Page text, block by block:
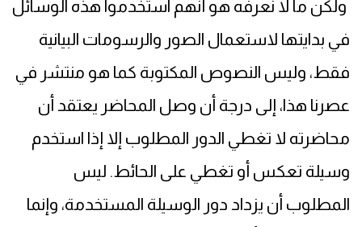
ولكن ما لا نعرفه هو أنهم استخدموا هذه الوسائل
في بدايتها لاستعمال الصور والرسومات البيانية
فقط، وليس النصوص المكتوبة كما هو منتشر في
عصرنا هذا، إلى درجة أن وصل المحاضر يعتقد أن
محاضرته لا تغطي الدور المطلوب إلا إذا استخدم
وسيلة تعكس أو تغطي على الحائط. ليس
المطلوب أن يزداد دور الوسيلة المستخدمة، وإنما